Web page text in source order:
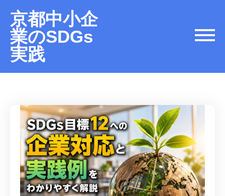
京都中小企
業のSDGs
実践